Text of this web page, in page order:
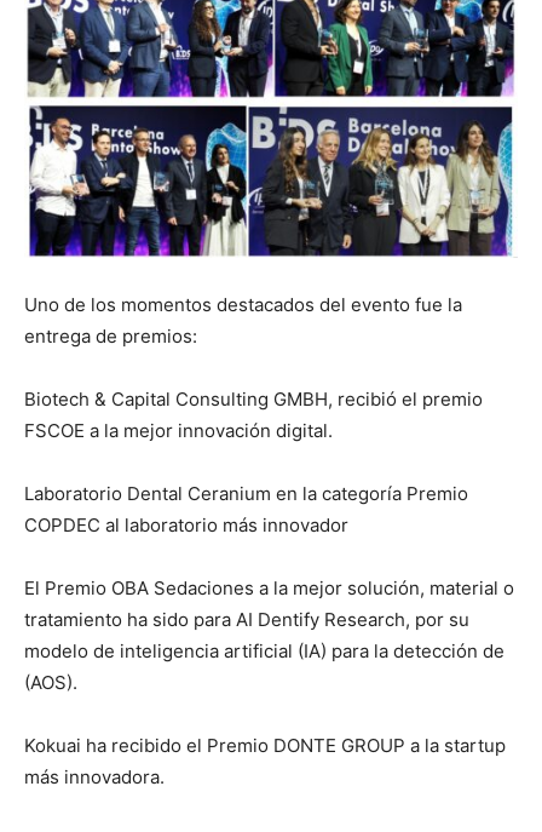
Uno de los momentos destacados del evento fue la
entrega de premios:
Biotech & Capital Consulting GMBH, recibió el premio
FSCOE a la mejor innovación digital.
Laboratorio Dental Ceranium en la categoría Premio
COPDEC al laboratorio más innovador
El Premio OBA Sedaciones a la mejor solución, material o
tratamiento ha sido para AI Dentify Research, por su
modelo de inteligencia artificial (IA) para la detección de
(AOS).
Kokuai ha recibido el Premio DONTE GROUP a la startup
más innovadora.